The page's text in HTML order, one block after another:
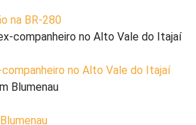
na BR-280
no Alto Vale do Itajaí